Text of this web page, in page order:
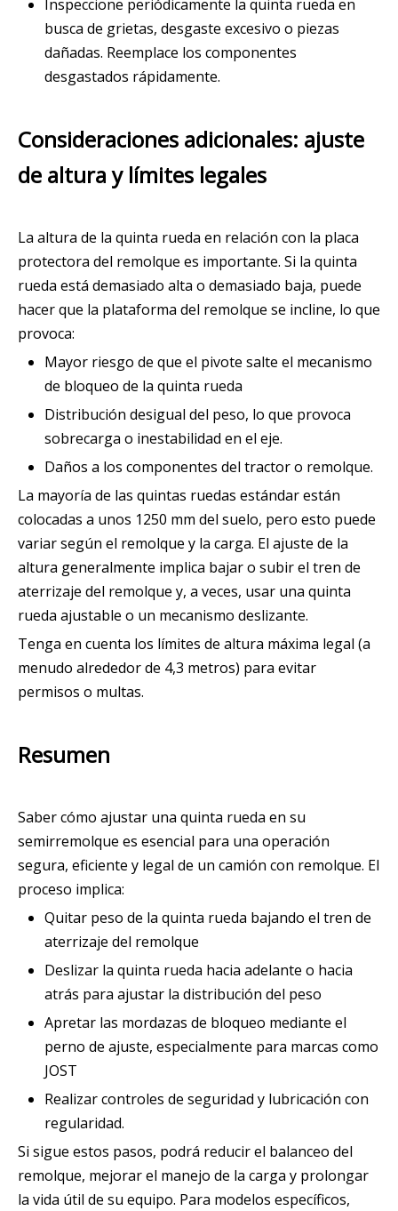
Inspeccione periódicamente la quinta rueda en
busca de grietas, desgaste excesivo o piezas
dañadas. Reemplace los componentes
desgastados rápidamente.
Consideraciones adicionales: ajuste
de altura y límites legales
La altura de la quinta rueda en relación con la placa
protectora del remolque es importante. Si la quinta
rueda está demasiado alta o demasiado baja, puede
hacer que la plataforma del remolque se incline, lo que
provoca:
Mayor riesgo de que el pivote salte el mecanismo
de bloqueo de la quinta rueda
Distribución desigual del peso, lo que provoca
sobrecarga o inestabilidad en el eje.
Daños a los componentes del tractor o remolque.
La mayoría de las quintas ruedas estándar están
colocadas a unos 1250 mm del suelo, pero esto puede
variar según el remolque y la carga. El ajuste de la
altura generalmente implica bajar o subir el tren de
aterrizaje del remolque y, a veces, usar una quinta
rueda ajustable o un mecanismo deslizante.
Tenga en cuenta los límites de altura máxima legal (a
menudo alrededor de 4,3 metros) para evitar
permisos o multas.
Resumen
Saber cómo ajustar una quinta rueda en su
semirremolque es esencial para una operación
segura, eficiente y legal de un camión con remolque. El
proceso implica:
Quitar peso de la quinta rueda bajando el tren de
aterrizaje del remolque
Deslizar la quinta rueda hacia adelante o hacia
atrás para ajustar la distribución del peso
Apretar las mordazas de bloqueo mediante el
perno de ajuste, especialmente para marcas como
JOST
Realizar controles de seguridad y lubricación con
regularidad.
Si sigue estos pasos, podrá reducir el balanceo del
remolque, mejorar el manejo de la carga y prolongar
la vida útil de su equipo. Para modelos específicos,